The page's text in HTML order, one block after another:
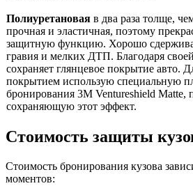
Полиуретановая в два раза толще,
прочная и эластичная, поэтому
защитную функцию. Хорошо
гравия и мелких ДТП. Благодаря
сохраняет глянцевое покрытие авто.
покрытием использую специальную
бронирования 3M Ventureshield Matte,
сохраняющую этот эффект.
Стоимость защиты
Стоимость бронирования кузова
моментов: